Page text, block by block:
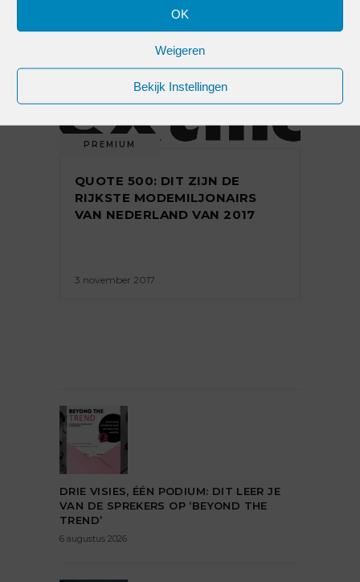
OK
Weigeren
Bekijk Instellingen
PREMIUM
QUOTE 500: DIT ZIJN DE
RIJKSTE MODEMILJONAIRS
VAN NEDERLAND VAN 2017
3 november 2017
DRIE VISIES, ÉÉN PODIUM: DIT LEER JE
VAN DE SPREKERS OP ‘BEYOND THE
TREND’
6 augustus 2026